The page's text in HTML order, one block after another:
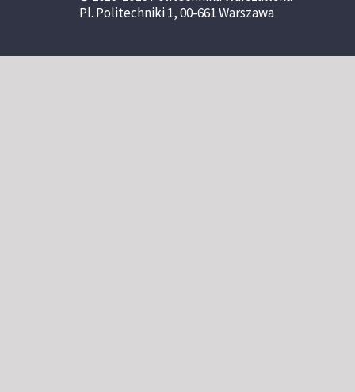
Pl. Politechniki 1, 00-661 Warszawa